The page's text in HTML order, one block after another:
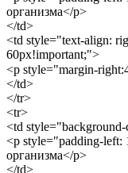
организма</p>
</td>
<td style="text-align:
60px!important;">
<p style="margin-
</td>
</tr>
<tr>
<td
<p style="padding-left:
организма</p>
</td>